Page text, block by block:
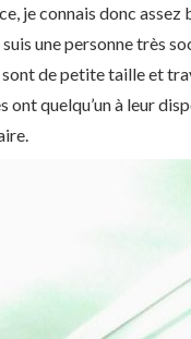
je connais donc
une personne très
de petite taille et
ont quelqu’un à leur